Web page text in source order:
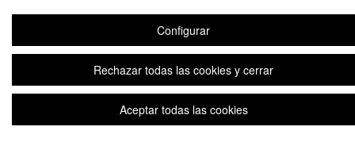
Configurar
Rechazar todas las cookies y cerrar
Aceptar todas las cookies
Sesión Informativa online Master en Gestión de Proyectos Logísticos SAP